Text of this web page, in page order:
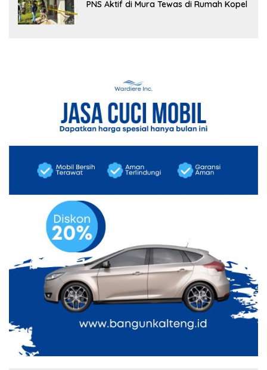
PNS Aktif di Mura Tewas di Rumah Kopel